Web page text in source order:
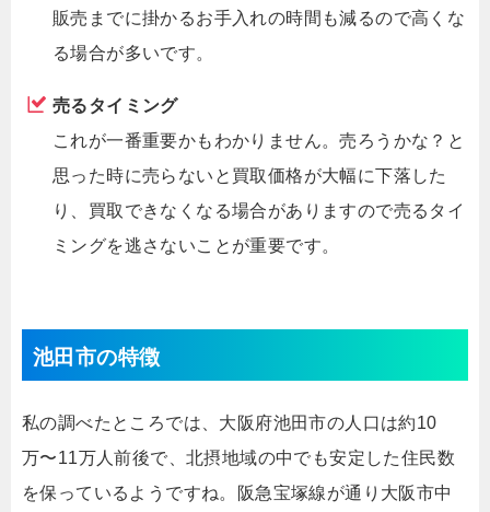
販売までに掛かるお手入れの時間も減るので高くな
る場合が多いです。
売るタイミング
これが一番重要かもわかりません。売ろうかな？と
思った時に売らないと買取価格が大幅に下落した
り、買取できなくなる場合がありますので売るタイ
ミングを逃さないことが重要です。
池田市の特徴
私の調べたところでは、大阪府池田市の人口は約10
万〜11万人前後で、北摂地域の中でも安定した住民数
を保っているようですね。阪急宝塚線が通り大阪市中